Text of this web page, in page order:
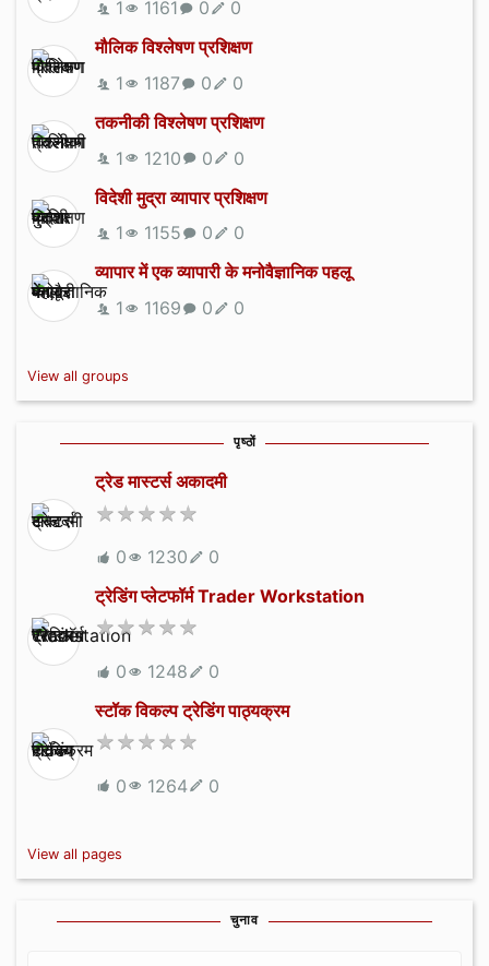
1
1161 0
0
मौलिक विश्लेषण प्रशिक्षण
1
1187 0
0
तकनीकी विश्लेषण प्रशिक्षण
1
1210 0
0
विदेशी मुद्रा व्यापार प्रशिक्षण
1
1155 0
0
व्यापार में एक व्यापारी के मनोवैज्ञानिक पहलू
1
1169 0 0
View all groups
पृष्ठों
ट्रेड मास्टर्स अकादमी
0 1230
0
ट्रेडिंग प्लेटफॉर्म Trader Workstation
0 1248
0
स्टॉक विकल्प ट्रेडिंग पाठ्यक्रम
0 1264 0
View all pages
चुनाव